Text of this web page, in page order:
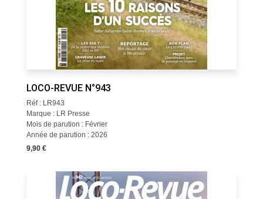
LOCO-REVUE N°943
Réf : LR943
Marque : LR Presse
Mois de parution : Février
Année de parution : 2026
9,90 €